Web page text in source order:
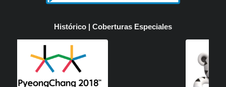
Histórico | Coberturas Especiales